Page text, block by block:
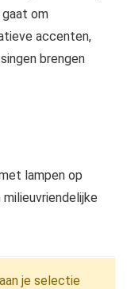
om
accenten,
brengen
lampen op
je selectie